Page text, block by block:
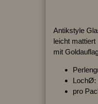
Antikstyle
leicht mattiert
mit
LochØ:
pro